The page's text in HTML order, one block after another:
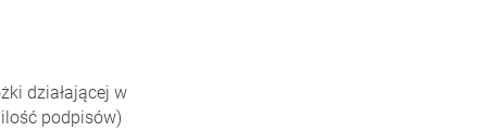
działającej w
podpisów)